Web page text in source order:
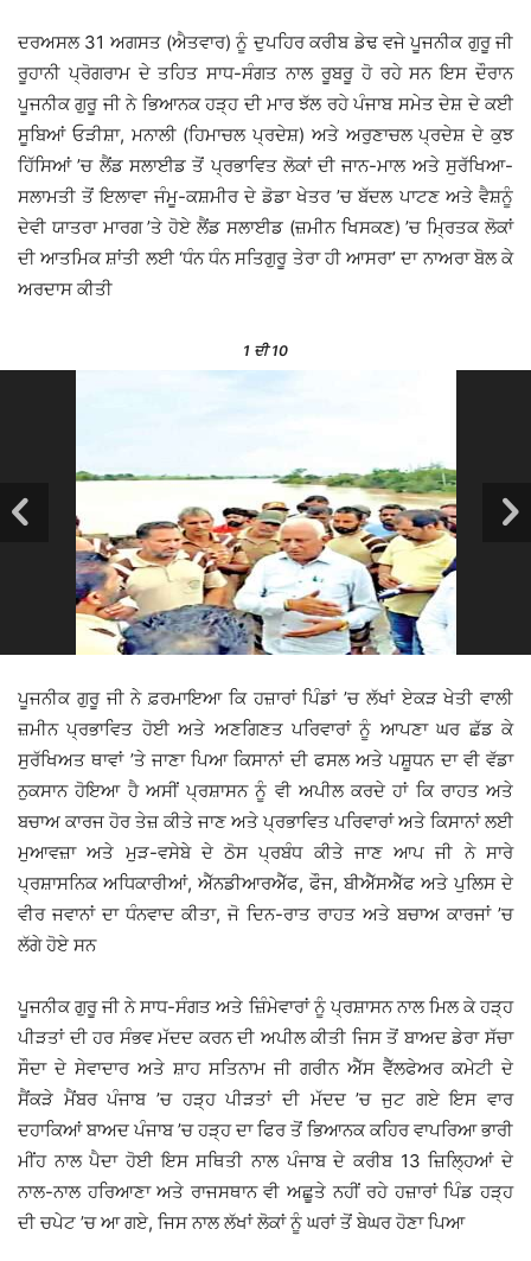
ਦਰਅਸਲ 31 ਅਗਸਤ (ਐਤਵਾਰ) ਨੂੰ ਦੁਪਹਿਰ ਕਰੀਬ ਡੇਢ ਵਜੇ ਪੂਜਨੀਕ ਗੁਰੂ ਜੀ
ਰੂਹਾਨੀ ਪ੍ਰੋਗਰਾਮ ਦੇ ਤਹਿਤ ਸਾਧ-ਸੰਗਤ ਨਾਲ ਰੂਬਰੂ ਹੋ ਰਹੇ ਸਨ ਇਸ ਦੌਰਾਨ
ਪੂਜਨੀਕ ਗੁਰੂ ਜੀ ਨੇ ਭਿਆਨਕ ਹੜ੍ਹ ਦੀ ਮਾਰ ਝੱਲ ਰਹੇ ਪੰਜਾਬ ਸਮੇਤ ਦੇਸ਼ ਦੇ ਕਈ
ਸੂਬਿਆਂ ਓੜੀਸ਼ਾ, ਮਨਾਲੀ (ਹਿਮਾਚਲ ਪ੍ਰਦੇਸ਼) ਅਤੇ ਅਰੁਣਾਚਲ ਪ੍ਰਦੇਸ਼ ਦੇ ਕੁਝ
ਹਿੱਸਿਆਂ ’ਚ ਲੈਂਡ ਸਲਾਈਡ ਤੋਂ ਪ੍ਰਭਾਵਿਤ ਲੋਕਾਂ ਦੀ ਜਾਨ-ਮਾਲ ਅਤੇ ਸੁਰੱਖਿਆ-
ਸਲਾਮਤੀ ਤੋਂ ਇਲਾਵਾ ਜੰਮੂ-ਕਸ਼ਮੀਰ ਦੇ ਡੋਡਾ ਖੇਤਰ ’ਚ ਬੱਦਲ ਪਾਟਣ ਅਤੇ ਵੈਸ਼ਨੂੰ
ਦੇਵੀ ਯਾਤਰਾ ਮਾਰਗ ’ਤੇ ਹੋਏ ਲੈਂਡ ਸਲਾਈਡ (ਜ਼ਮੀਨ ਖਿਸਕਣ) ’ਚ ਮ੍ਰਿਤਕ ਲੋਕਾਂ
ਦੀ ਆਤਮਿਕ ਸ਼ਾਂਤੀ ਲਈ ‘ਧੰਨ ਧੰਨ ਸਤਿਗੁਰੂ ਤੇਰਾ ਹੀ ਆਸਰਾ’ ਦਾ ਨਾਅਰਾ ਬੋਲ ਕੇ
ਅਰਦਾਸ ਕੀਤੀ
1 ਦੀ 10
ਪੂਜਨੀਕ ਗੁਰੂ ਜੀ ਨੇ ਫ਼ਰਮਾਇਆ ਕਿ ਹਜ਼ਾਰਾਂ ਪਿੰਡਾਂ ’ਚ ਲੱਖਾਂ ਏਕੜ ਖੇਤੀ ਵਾਲੀ
ਜ਼ਮੀਨ ਪ੍ਰਭਾਵਿਤ ਹੋਈ ਅਤੇ ਅਣਗਿਣਤ ਪਰਿਵਾਰਾਂ ਨੂੰ ਆਪਣਾ ਘਰ ਛੱਡ ਕੇ
ਸੁਰੱਖਿਅਤ ਥਾਵਾਂ ’ਤੇ ਜਾਣਾ ਪਿਆ ਕਿਸਾਨਾਂ ਦੀ ਫਸਲ ਅਤੇ ਪਸ਼ੂਧਨ ਦਾ ਵੀ ਵੱਡਾ
ਨੁਕਸਾਨ ਹੋਇਆ ਹੈ ਅਸੀਂ ਪ੍ਰਸ਼ਾਸਨ ਨੂੰ ਵੀ ਅਪੀਲ ਕਰਦੇ ਹਾਂ ਕਿ ਰਾਹਤ ਅਤੇ
ਬਚਾਅ ਕਾਰਜ ਹੋਰ ਤੇਜ਼ ਕੀਤੇ ਜਾਣ ਅਤੇ ਪ੍ਰਭਾਵਿਤ ਪਰਿਵਾਰਾਂ ਅਤੇ ਕਿਸਾਨਾਂ ਲਈ
ਮੁਆਵਜ਼ਾ ਅਤੇ ਮੁੜ-ਵਸੇਬੇ ਦੇ ਠੋਸ ਪ੍ਰਬੰਧ ਕੀਤੇ ਜਾਣ ਆਪ ਜੀ ਨੇ ਸਾਰੇ
ਪ੍ਰਸ਼ਾਸਨਿਕ ਅਧਿਕਾਰੀਆਂ, ਐੱਨਡੀਆਰਐੱਫ, ਫੌਜ, ਬੀਐੱਸਐੱਫ ਅਤੇ ਪੁਲਿਸ ਦੇ
ਵੀਰ ਜਵਾਨਾਂ ਦਾ ਧੰਨਵਾਦ ਕੀਤਾ, ਜੋ ਦਿਨ-ਰਾਤ ਰਾਹਤ ਅਤੇ ਬਚਾਅ ਕਾਰਜਾਂ ’ਚ
ਲੱਗੇ ਹੋਏ ਸਨ
ਪੂਜਨੀਕ ਗੁਰੂ ਜੀ ਨੇ ਸਾਧ-ਸੰਗਤ ਅਤੇ ਜ਼ਿੰਮੇਵਾਰਾਂ ਨੂੰ ਪ੍ਰਸ਼ਾਸਨ ਨਾਲ ਮਿਲ ਕੇ ਹੜ੍ਹ
ਪੀੜਤਾਂ ਦੀ ਹਰ ਸੰਭਵ ਮੱਦਦ ਕਰਨ ਦੀ ਅਪੀਲ ਕੀਤੀ ਜਿਸ ਤੋਂ ਬਾਅਦ ਡੇਰਾ ਸੱਚਾ
ਸੌਦਾ ਦੇ ਸੇਵਾਦਾਰ ਅਤੇ ਸ਼ਾਹ ਸਤਿਨਾਮ ਜੀ ਗਰੀਨ ਐੱਸ ਵੈੱਲਫੇਅਰ ਕਮੇਟੀ ਦੇ
ਸੈਂਕੜੇ ਮੈਂਬਰ ਪੰਜਾਬ ’ਚ ਹੜ੍ਹ ਪੀੜਤਾਂ ਦੀ ਮੱਦਦ ’ਚ ਜੁਟ ਗਏ ਇਸ ਵਾਰ
ਦਹਾਕਿਆਂ ਬਾਅਦ ਪੰਜਾਬ ’ਚ ਹੜ੍ਹ ਦਾ ਫਿਰ ਤੋਂ ਭਿਆਨਕ ਕਹਿਰ ਵਾਪਰਿਆ ਭਾਰੀ
ਮੀਂਹ ਨਾਲ ਪੈਦਾ ਹੋਈ ਇਸ ਸਥਿਤੀ ਨਾਲ ਪੰਜਾਬ ਦੇ ਕਰੀਬ 13 ਜ਼ਿਲ੍ਹਿਆਂ ਦੇ
ਨਾਲ-ਨਾਲ ਹਰਿਆਣਾ ਅਤੇ ਰਾਜਸਥਾਨ ਵੀ ਅਛੂਤੇ ਨਹੀਂ ਰਹੇ ਹਜ਼ਾਰਾਂ ਪਿੰਡ ਹੜ੍ਹ
ਦੀ ਚਪੇਟ ’ਚ ਆ ਗਏ, ਜਿਸ ਨਾਲ ਲੱਖਾਂ ਲੋਕਾਂ ਨੂੰ ਘਰਾਂ ਤੋਂ ਬੇਘਰ ਹੋਣਾ ਪਿਆ